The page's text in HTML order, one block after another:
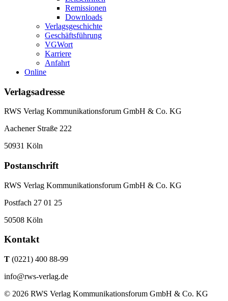
Remissionen
Downloads
Verlagsgeschichte
Geschäftsführung
VGWort
Karriere
Anfahrt
Online
Verlagsadresse
RWS Verlag Kommunikationsforum GmbH & Co. KG
Aachener Straße 222
50931 Köln
Postanschrift
RWS Verlag Kommunikationsforum GmbH & Co. KG
Postfach 27 01 25
50508 Köln
Kontakt
T (0221) 400 88-99
info@rws-verlag.de
© 2026 RWS Verlag Kommunikationsforum GmbH & Co. KG